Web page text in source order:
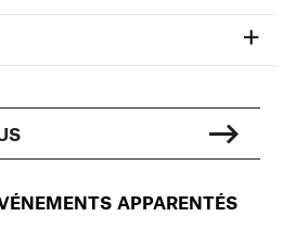
APPARENTÉS